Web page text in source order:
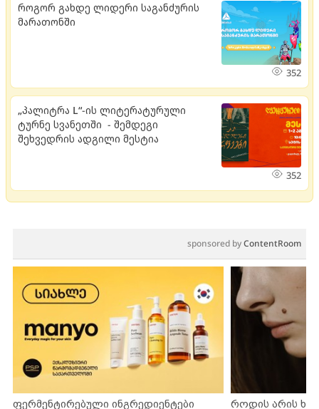
როგორ გახდე ლიდერი საგანძურის
მარათონში
352
„პალიტრა L“-ის ლიტერატურული
ტურნე სვანეთში - შემდეგი
შეხვედრის ადგილი მესტია
352
sponsored byContentRoom
ფერმენტირებული ინგრედიენტები
როდის არის